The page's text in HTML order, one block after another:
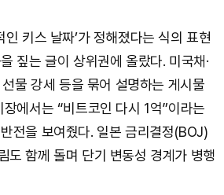
인 키스 날짜’가 정해졌다는 식의 표현
짚는 글이 상위권에 올랐다. 미국채·
물 강세 등을 묶어 설명하는 게시물
에서는 “비트코인 다시 1억”이라는
전을 보여줬다. 일본 금리결정(BOJ)
도 함께 돌며 단기 변동성 경계가 병행